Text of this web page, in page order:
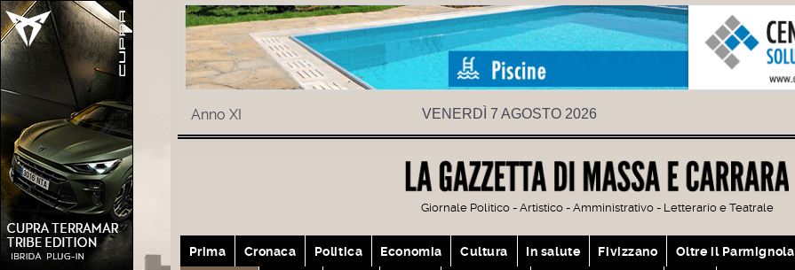
Anno XI VENERDÌ 7 AGOSTO 2026
Giornale Politico - Artistico - Amministrativo - Letterario e Teatrale
Prima Cronaca Politica Economia Cultura In salute Fivizzano Oltre il Parmignola